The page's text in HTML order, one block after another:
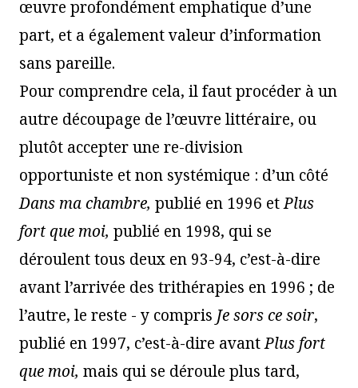
œuvre profondément emphatique d’une
part, et a également valeur d’information
sans pareille.
Pour comprendre cela, il faut procéder à un
autre découpage de l’œuvre littéraire, ou
plutôt accepter une re-division
opportuniste et non systémique : d’un côté
Dans ma chambre, publié en 1996 etPlus
fort que moi, publié en 1998, qui se
déroulent tous deux en 93-94, c’est-à-dire
avant l’arrivée des trithérapies en 1996 ; de
l’autre, le reste - y compris Je sors ce soir,
publié en 1997, c’est-à-dire avantPlus fort
que moi, mais qui se déroule plus tard,